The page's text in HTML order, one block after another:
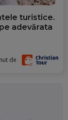
turistice.
adevărata
de